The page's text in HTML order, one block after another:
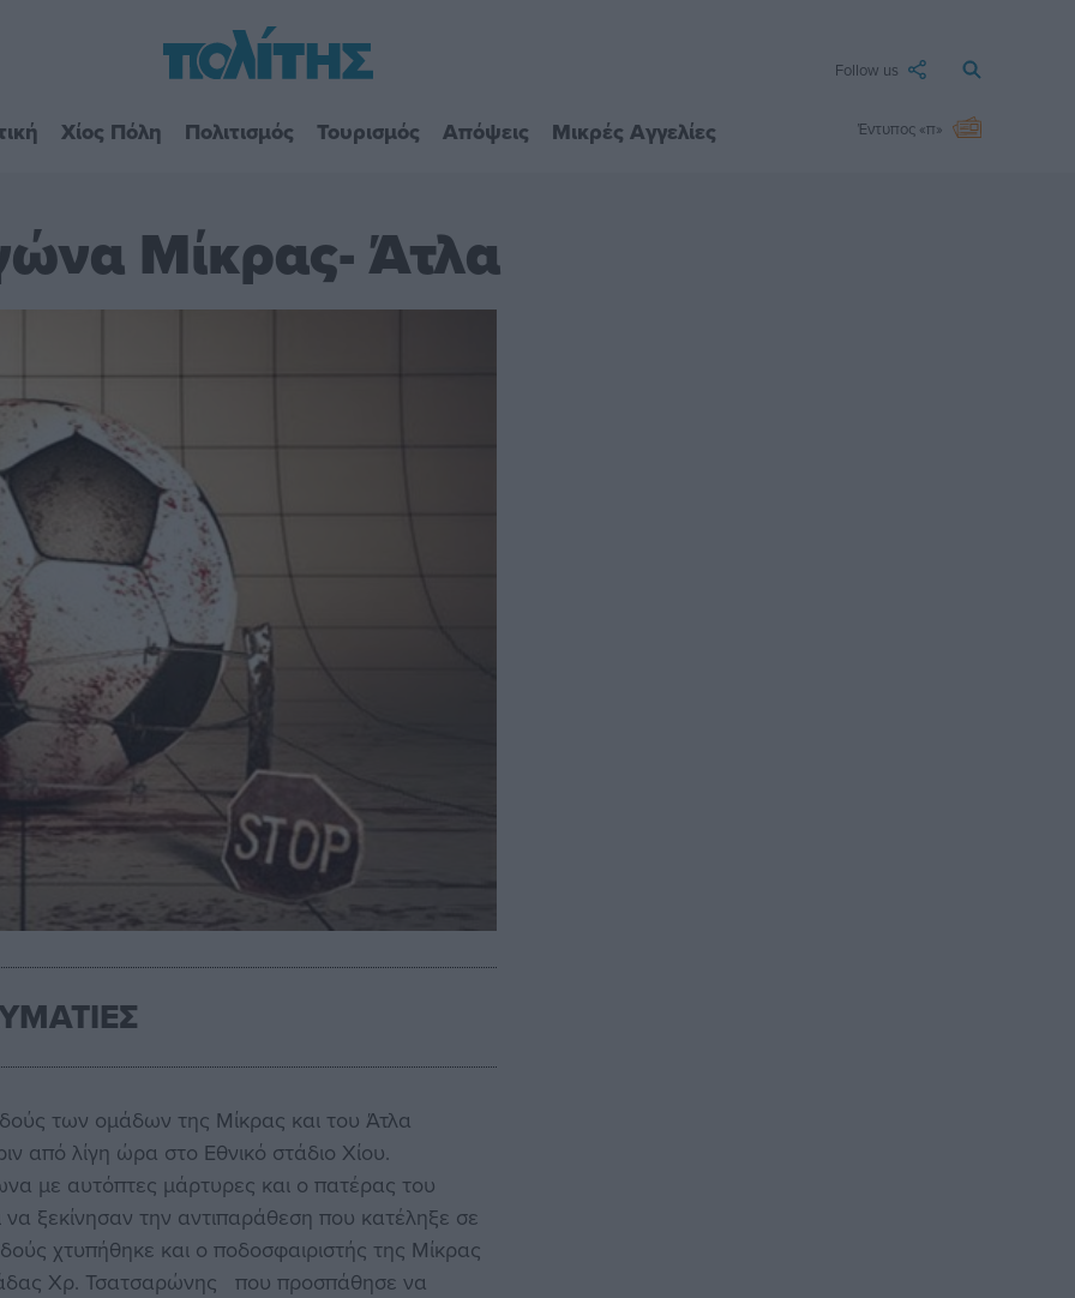
Follow us
Χίος Πόλη Πολιτισμός Τουρισμός Απόψεις Μικρές Αγγελίες Έντυπος «π»
Μίκρας- Άτλα
των ομάδων της Μίκρας και του Άτλα
από λίγη ώρα στο Εθνικό στάδιο Χίου.
με αυτόπτες μάρτυρες και ο πατέρας του
ξεκίνησαν την αντιπαράθεση που κατέληξε σε
χτυπήθηκε και ο ποδοσφαιριστής της Μίκρας
Χρ. Τσατσαρώνης που προσπάθησε να